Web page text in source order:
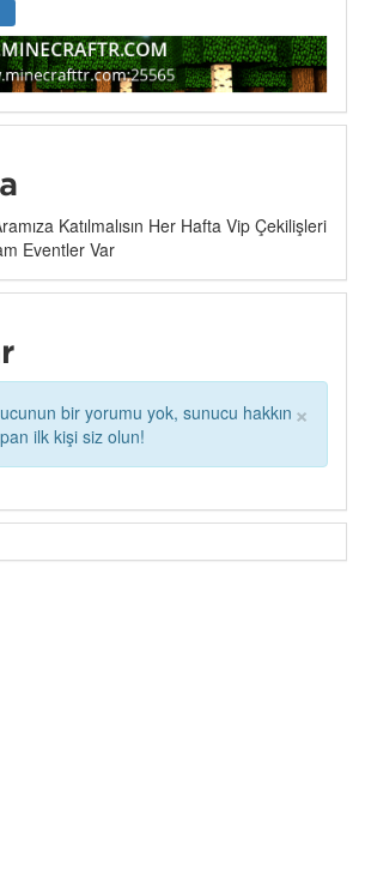
Katılmalısın Her Hafta Vip Çekilişleri
Eventler Var
×
bir yorumu yok, sunucu hakkın
ilk kişi siz olun!